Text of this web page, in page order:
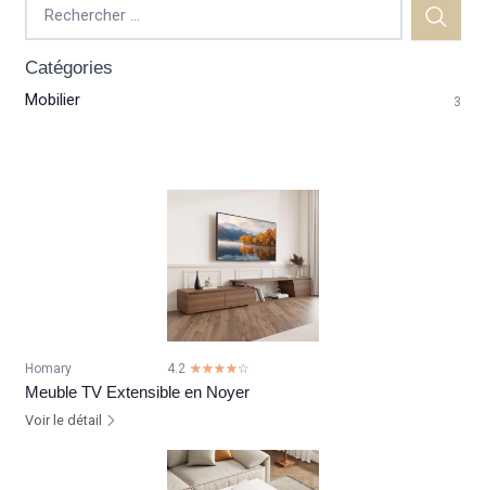
Catégories
Mobilier 3
Homary 4.2 ☆☆☆☆☆
★★★★★
Meuble TV Extensible en Noyer
Voir le détail